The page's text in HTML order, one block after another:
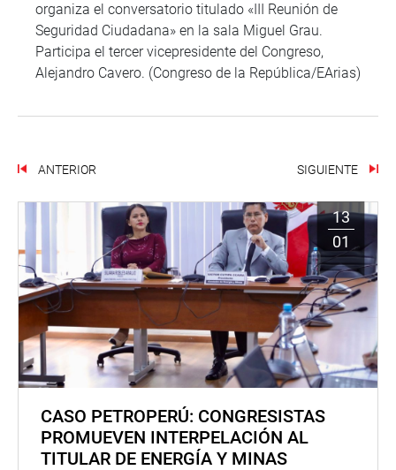
organiza el conversatorio titulado «III Reunión de
Seguridad Ciudadana» en la sala Miguel Grau.
Participa el tercer vicepresidente del Congreso,
Alejandro Cavero. (Congreso de la República/EArias)
ANTERIOR SIGUIENTE
13
01
CASO PETROPERÚ: CONGRESISTAS
PROMUEVEN INTERPELACIÓN AL
TITULAR DE ENERGÍA Y MINAS